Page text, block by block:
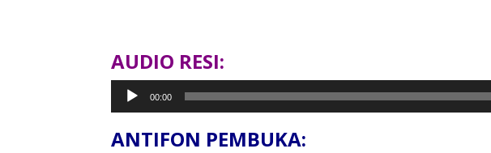
AUDIO RESI:
Pemutar
Audio
00:00
ANTIFON PEMBUKA: